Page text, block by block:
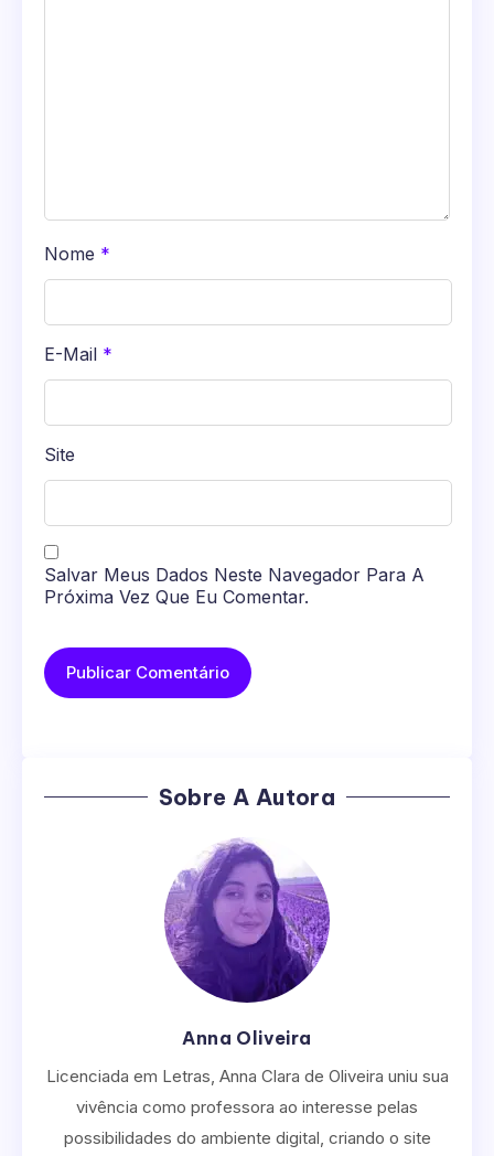
Nome *
E-Mail *
Site
Salvar Meus Dados Neste Navegador Para A
Próxima Vez Que Eu Comentar.
Sobre A Autora
Anna Oliveira
Licenciada em Letras, Anna Clara de Oliveira uniu sua
vivência como professora ao interesse pelas
possibilidades do ambiente digital, criando o site